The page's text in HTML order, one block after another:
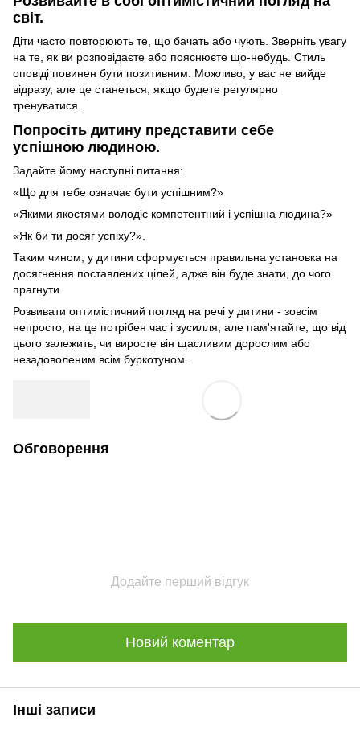
світ.
Діти часто повторюють те, що бачать або чують. Зверніть увагу
на те, як ви розповідаєте або пояснюєте що-небудь. Стиль
оповіді повинен бути позитивним. Можливо, у вас не вийде
відразу, але це станеться, якщо будете регулярно
тренуватися.
Попросіть дитину представити себе
успішною людиною.
Задайте йому наступні питання:
«Що для тебе означає бути успішним?»
«Якими якостями володіє компетентний і успішна людина?»
«Як би ти досяг успіху?».
Таким чином, у дитини сформується правильна установка на
досягнення поставлених цілей, адже він буде знати, до чого
прагнути.
Розвивати оптимістичний погляд на речі у дитини - зовсім
непросто, на це потрібен час і зусилля, але пам'ятайте, що від
цього залежить, чи виросте він щасливим дорослим або
незадоволеним всім буркотуном.
Обговорення
Додайте перший відгук
Новий коментар
Інші записи